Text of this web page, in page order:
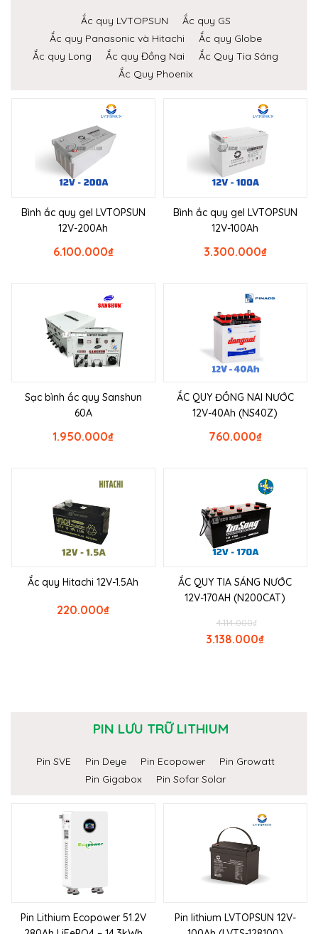
Ắc quy LVTOPSUN
Ắc quy GS
Ắc quy Panasonic và Hitachi
Ắc quy Globe
Ắc quy Long
Ắc quy Đồng Nai
Ắc Quy Tia Sáng
Ắc Quy Phoenix
Bình ắc quy gel LVTOPSUN
12V-200Ah
₫
6.100.000
Bình ắc quy gel LVTOPSUN
12V-100Ah
₫
3.300.000
Sạc bình ắc quy Sanshun
60A
₫
1.950.000
ẮC QUY ĐỒNG NAI NƯỚC
12V-40Ah (NS40Z)
₫
760.000
Ắc quy Hitachi 12V-1.5Ah
₫
220.000
ẮC QUY TIA SÁNG NƯỚC
12V-170AH (N200CAT)
₫
4.114.000
₫
3.138.000
PIN LƯU TRỮ LITHIUM
Pin SVE Pin Deye Pin Ecopower
Pin Growatt
Pin Gigabox
Pin Sofar Solar
Pin Lithium Ecopower 51.2V
Pin lithium LVTOPSUN 12V-